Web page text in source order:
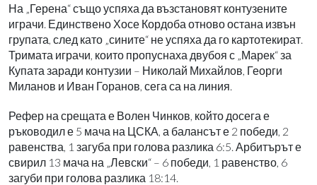
На „Герена“ също успяха да възстановят контузените
играчи. Единствено Хосе Кордоба отново остана извън
групата, след като „сините“ не успяха да го картотекират.
Тримата играчи, които пропуснаха двубоя с „Марек“ за
Купата заради контузии – Николай Михайлов, Георги
Миланов и Иван Горанов, сега са на линия.
Рефер на срещата е Волен Чинков, който досега е
ръководил е 5 мача на ЦСКА, а балансът е 2 победи, 2
равенства, 1 загуба при голова разлика 6:5. Арбитърът е
свирил 13 мача на „Левски“ – 6 победи, 1 равенство, 6
загуби при голова разлика 18:14.